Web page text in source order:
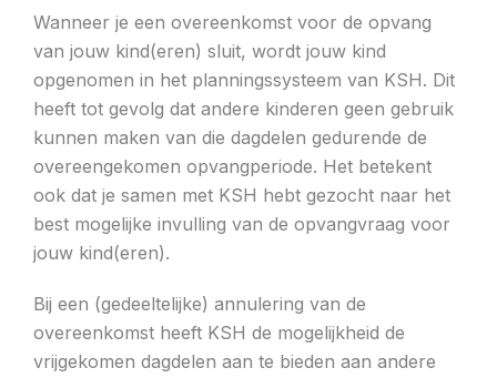
Wanneer je een overeenkomst voor de opvang
van jouw kind(eren) sluit, wordt jouw kind
opgenomen in het planningssysteem van KSH. Dit
heeft tot gevolg dat andere kinderen geen gebruik
kunnen maken van die dagdelen gedurende de
overeengekomen opvangperiode. Het betekent
ook dat je samen met KSH hebt gezocht naar het
best mogelijke invulling van de opvangvraag voor
jouw kind(eren).
Bij een (gedeeltelijke) annulering van de
overeenkomst heeft KSH de mogelijkheid de
vrijgekomen dagdelen aan te bieden aan andere